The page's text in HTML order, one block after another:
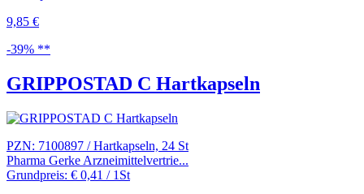
9,85 €
-39% **
GRIPPOSTAD C Hartkapseln
PZN: 7100897 / Hartkapseln, 24 St
Pharma Gerke Arzneimittelvertrie...
Grundpreis: € 0,41 / 1St